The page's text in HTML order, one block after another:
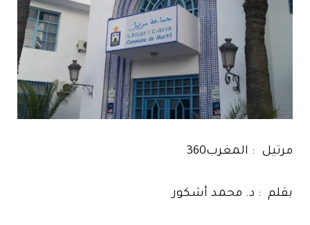
مرتيل : المغرب360
بقلم : د. محمد أشكور